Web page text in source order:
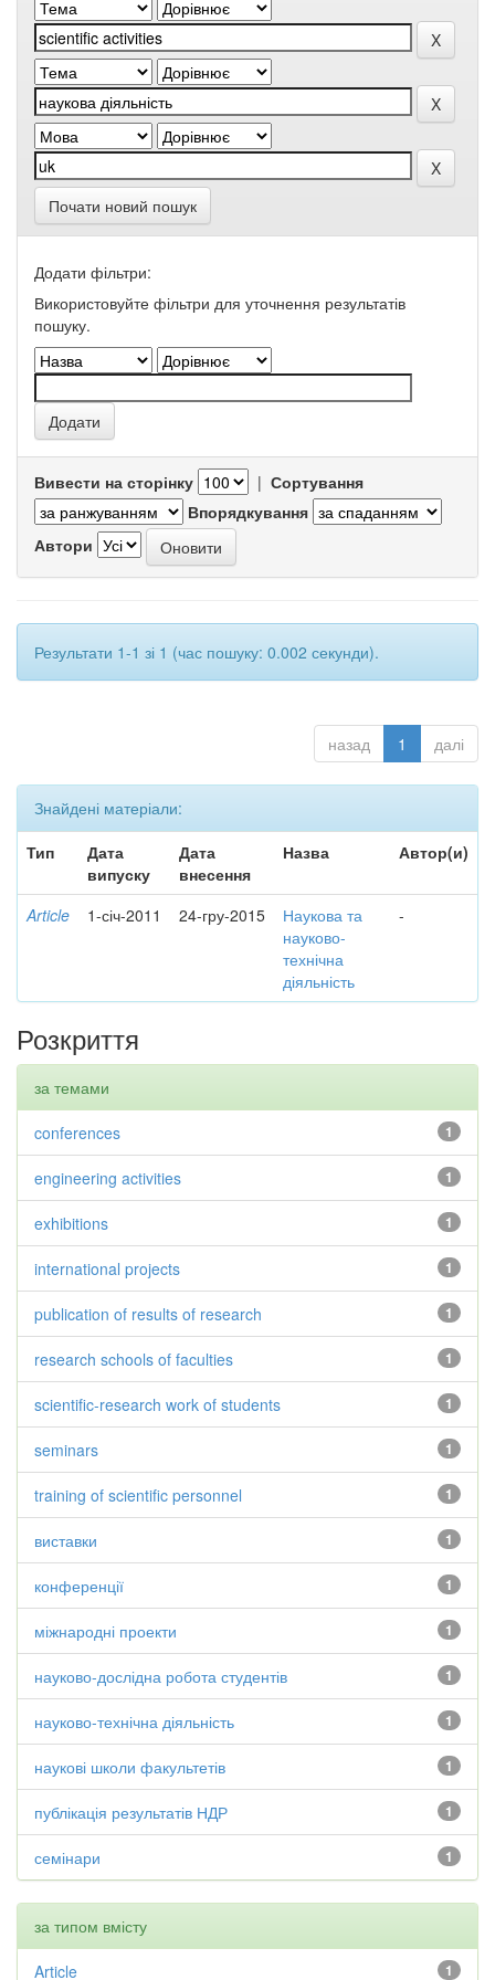
Почати новий пошук
Додати фільтри:
Використовуйте фільтри для уточнення результатів
пошуку.
Вивести на сторінку | Сортування
Впорядкування
Автори
Результати 1-1 зі 1 (час пошуку: 0.002 секунди).
назад 1 далі
Знайдені матеріали:
Тип
Дата
випуску
Дата
внесення
Назва Автор(и)
Article 1-січ-2011 24-гру-2015
Наукова та
науково-
технічна
діяльність
-
Розкриття
за темами
1
conferences
1
engineering activities
1
exhibitions
1
international projects
1
publication of results of research
1
research schools of faculties
1
scientific-research work of students
1
seminars
1
training of scientific personnel
1
виставки
1
конференції
1
міжнародні проекти
1
науково-дослідна робота студентів
1
науково-технічна діяльність
1
наукові школи факультетів
1
публікація результатів НДР
1
семінари
за типом вмісту
1
Article